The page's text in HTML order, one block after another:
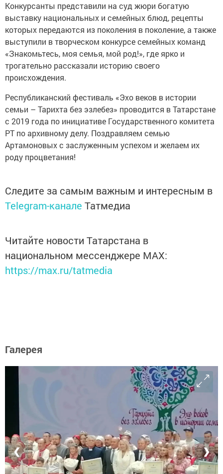
Конкурсанты представили на суд жюри богатую
выставку национальных и семейных блюд, рецепты
которых передаются из поколения в поколение, а также
выступили в творческом конкурсе семейных команд
«Знакомьтесь, моя семья, мой род!», где ярко и
трогательно рассказали историю своего
происхождения.
Республиканский фестиваль «Эхо веков в истории
семьи – Тарихта без эзлебез» проводится в Татарстане
с 2019 года по инициативе Государственного комитета
РТ по архивному делу. Поздравляем семью
Артамоновых с заслуженным успехом и желаем их
роду процветания!
Следите за самым важным и интересным в
Telegram-канале Татмедиа
Читайте новости Татарстана в
национальном мессенджере MАХ:
https://max.ru/tatmedia
Галерея
❮ ❯